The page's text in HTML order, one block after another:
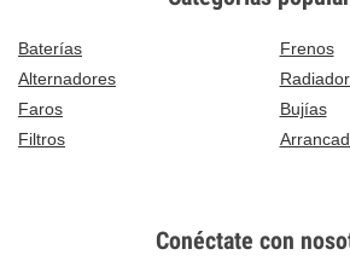
Baterías
Frenos
Alternadores
Faros
Bujías
Filtros
Conéctate con